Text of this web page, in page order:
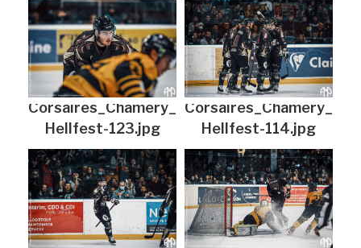
Corsaires_Chamery_
Hellfest-123.jpg
Corsaires_Chamery_
Hellfest-114.jpg